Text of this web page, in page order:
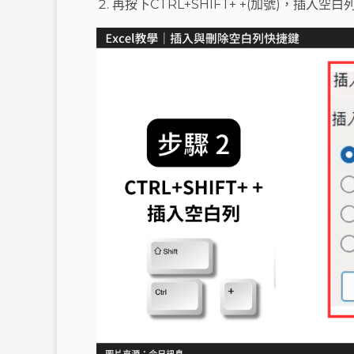
再按下CTRL+SHIFT+ +(加號)，插入空白